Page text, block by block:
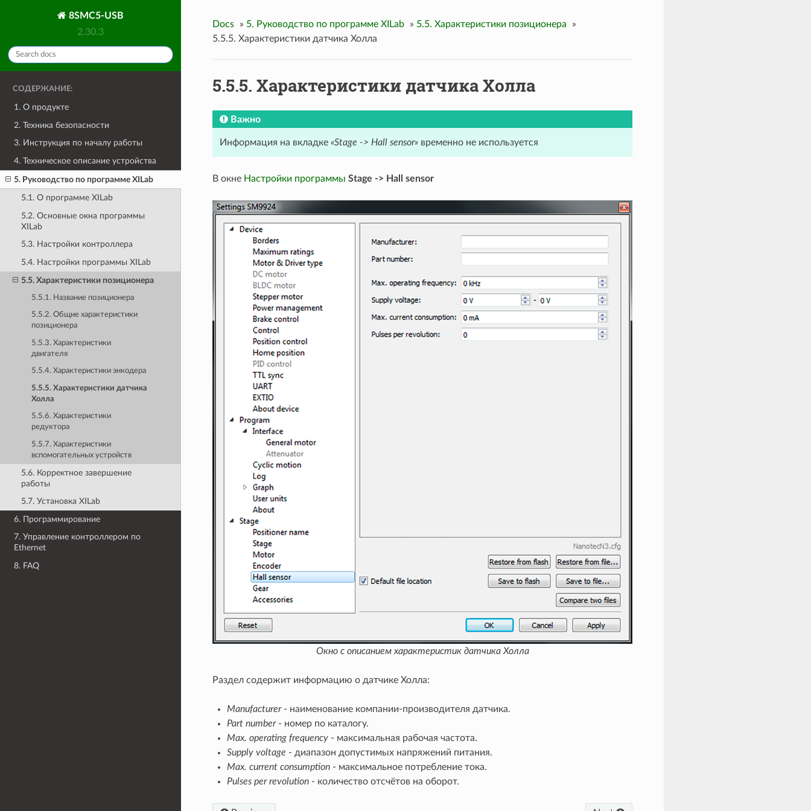
8SMC5-USB
2.30.3
СОДЕРЖАНИЕ:
1. О продукте
2. Техника безопасности
3. Инструкция по началу работы
4. Техническое описание устройства
5. Руководство по программе XILab
5.1. О программе XILab
5.2. Основные окна программы
XILab
5.3. Настройки контроллера
5.4. Настройки программы XILab
5.5. Характеристики позиционера
5.5.1. Название позиционера
5.5.2. Общие характеристики
позиционера
5.5.3. Характеристики
двигателя
5.5.4. Характеристики энкодера
5.5.5. Характеристики датчика
Холла
5.5.6. Характеристики
редуктора
5.5.7. Характеристики
вспомогательных устройств
5.6. Корректное завершение
работы
5.7. Установка XILab
6. Программирование
7. Управление контроллером по
Ethernet
8. FAQ
Docs » 5. Руководство по программе XILab » 5.5. Характеристики позиционера
»
5.5.5. Характеристики датчика Холла
5.5.5. Характеристики датчика Холла
Важно
Информация на вкладке «Stage -> Hall sensor»временно не используется
В окне Настройки программы Stage -> Hall sensor
Окно с описанием характеристик датчика Холла
Раздел содержит информацию о датчике Холла:
Manufacturer- наименование компании-производителя датчика.
Part number- номер по каталогу.
Max. operating frequency- максимальная рабочая частота.
Supply voltage - диапазон допустимых напряжений питания.
Max. current consumption- максимальное потребление тока.
Pulses per revolution- количество отсчётов на оборот.